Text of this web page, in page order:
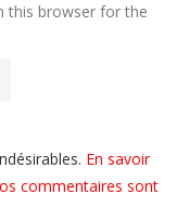
this browser for the
En savoir
commentaires sont